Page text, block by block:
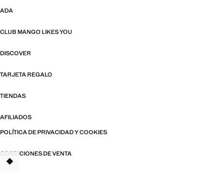
ADA
CLUB MANGO LIKES YOU
DISCOVER
TARJETA REGALO
TIENDAS
AFILIADOS
POLÍTICA DE PRIVACIDAD Y COOKIES
CONDICIONES DE VENTA